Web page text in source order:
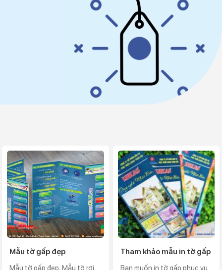
Mẫu tờ gấp đẹp
Mẫu tờ gấp đẹp, Mẫu tờ rơi
Tham khảo mẫu in tờ gấp
Bạn muốn in tờ gấp phục vụ